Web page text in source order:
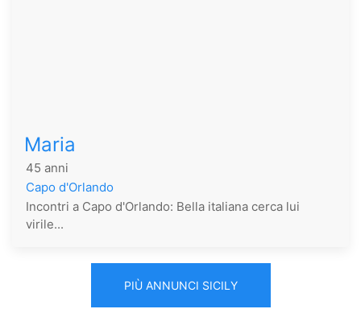
Maria
45 anni
Capo d'Orlando
Incontri a Capo d'Orlando: Bella italiana cerca lui
virile...
PIÙ ANNUNCI SICILY